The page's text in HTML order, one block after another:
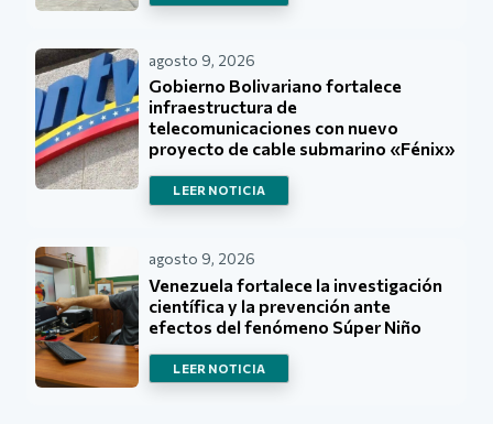
agosto 9, 2026
Gobierno Bolivariano fortalece
infraestructura de
telecomunicaciones con nuevo
proyecto de cable submarino «Fénix»
LEER NOTICIA
agosto 9, 2026
Venezuela fortalece la investigación
científica y la prevención ante
efectos del fenómeno Súper Niño
LEER NOTICIA